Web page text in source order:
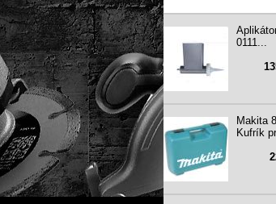
0111...
Makita
Kufrík